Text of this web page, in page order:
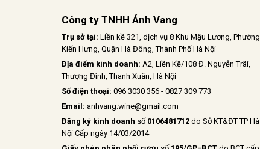
Công ty TNHH Ánh Vang
Trụ sở tại: Liền kề 321, dịch vụ 8 Khu Mậu Lương, Phường
Kiến Hưng, Quận Hà Đông, Thành Phố Hà Nội
Địa điểm kinh doanh: A2, Liền Kề/108 Đ. Nguyễn Trãi,
Thượng Đình, Thanh Xuân, Hà Nội
Số điện thoại: 096 3030 356 - 0827 309 773
Email: anhvang.wine@gmail.com
Đăng ký kinh doanh số 0106481712 do Sở KT&ĐT TP Hà
Nội Cấp ngày 14/03/2014